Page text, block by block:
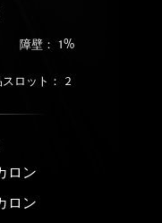
障壁： 1%
ロット： 2
ロン
ロン